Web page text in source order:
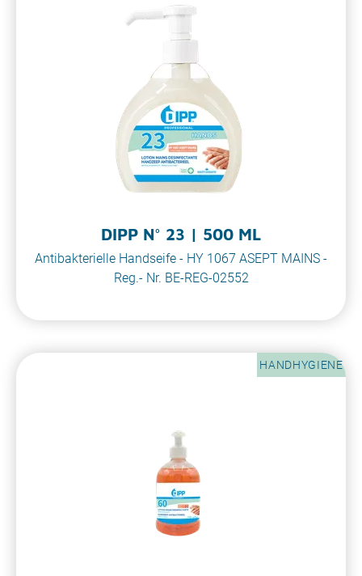
DIPP N° 23 | 500 ML
Antibakterielle Handseife - HY 1067 ASEPT MAINS -
Reg.- Nr. BE-REG-02552
HANDHYGIENE